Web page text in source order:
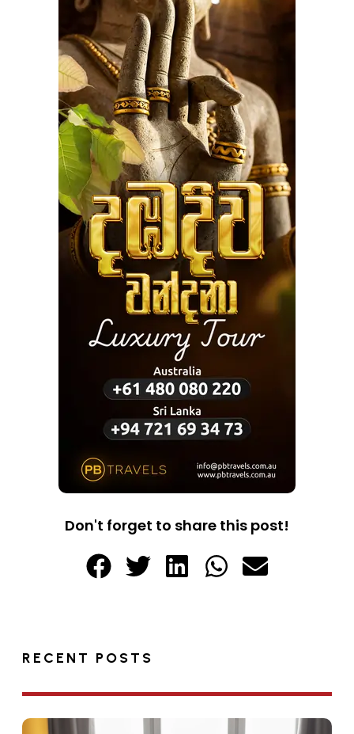
Don't forget to share this post!
RECENT POSTS